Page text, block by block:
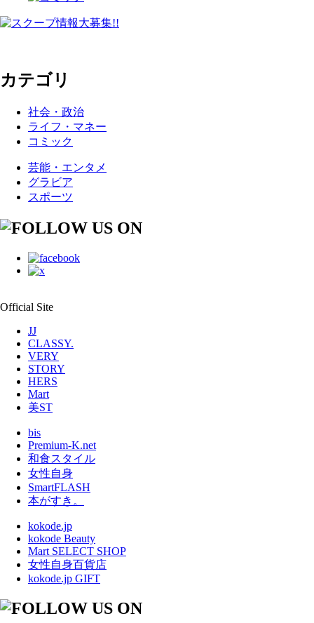
カテゴリ
社会・政治
ライフ・マネー
コミック
芸能・エンタメ
グラビア
スポーツ
Official Site
JJ
CLASSY.
VERY
STORY
HERS
Mart
美ST
bis
Premium-K.net
和食スタイル
女性自身
SmartFLASH
本がすき。
kokode.jp
kokode Beauty
Mart SELECT SHOP
女性自身百貨店
kokode.jp GIFT